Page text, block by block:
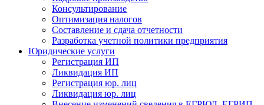
Консультирование
Оптимизация налогов
Составление и сдача отчетности
Разработка учетной политики предприятия
Юридические услуги
Регистрация ИП
Ликвидация ИП
Регистрация юр. лиц
Ликвидация юр. лиц